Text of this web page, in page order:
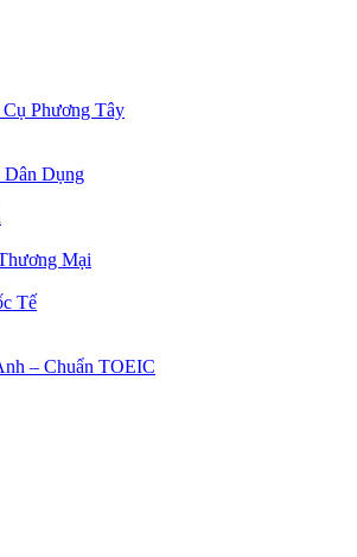
Phương Tây
Dụng
Mại
Tế
– Chuẩn TOEIC